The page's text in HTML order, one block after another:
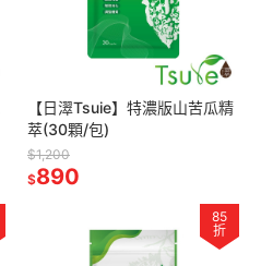
【日濢Tsuie】特濃版山苦瓜精
萃(30顆/包)
$1,200
$890
85
折